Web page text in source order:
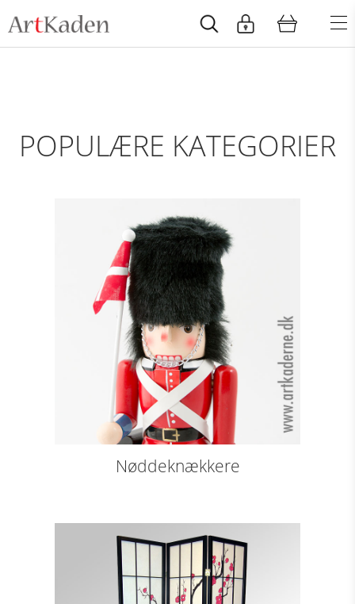
POPULÆRE KATEGORIER
Nøddeknækkere